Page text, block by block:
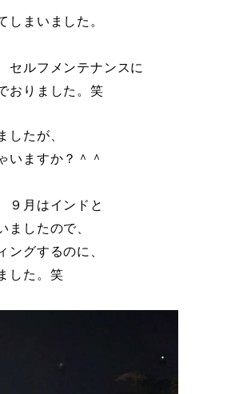
しまいました。
セルフメンテナンスに
おりました。笑
したが、
いますか？＾＾
９月はインドと
ましたので、
ングするのに、
した。笑